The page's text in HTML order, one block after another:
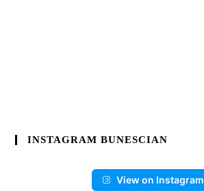
INSTAGRAM BUNESCIAN
View on Instagram